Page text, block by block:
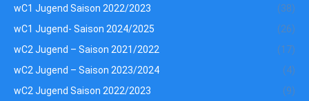
wC1 Jugend Saison 2022/2023
(38)
wC1 Jugend- Saison 2024/2025
(26)
wC2 Jugend – Saison 2021/2022
(17)
wC2 Jugend – Saison 2023/2024
(4)
wC2 Jugend Saison 2022/2023
(9)